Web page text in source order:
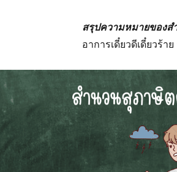
สรุปความหมายของส
อาการเดี๋ยวดีเดี๋ยวร้า